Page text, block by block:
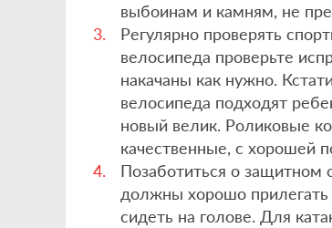
выбоинам и камням, не
Регулярно проверять
велосипеда проверьте
накачаны как нужно.
велосипеда подходят
новый велик. Роликовые
качественные, с
Позаботиться о защитном
должны хорошо
сидеть на голове. Для